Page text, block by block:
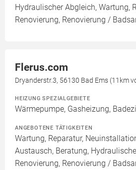
Hydraulischer Abgleich, Wartung,
Renovierung, Renovierung /
Flerus.com
Dryanderstr.3, 56130 Bad Ems (11km
HEIZUNG SPEZIALGEBIETE
Wärmepumpe, Gasheizung,
ANGEBOTENE TÄTIGKEITEN
Wartung, Reparatur,
Austausch, Beratung,
Renovierung, Renovierung /